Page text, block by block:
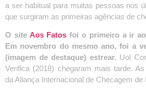
a ser habitual para muitas pessoas nos
que surgiram as primeiras agências de
O site Aos Fatos foi o primeiro a ir
Em novembro do mesmo ano, foi a
(imagem de destaque) estrear. Uol
Verifica (2018) chegaram mais tarde.
da Aliança Internacional de Checagem de